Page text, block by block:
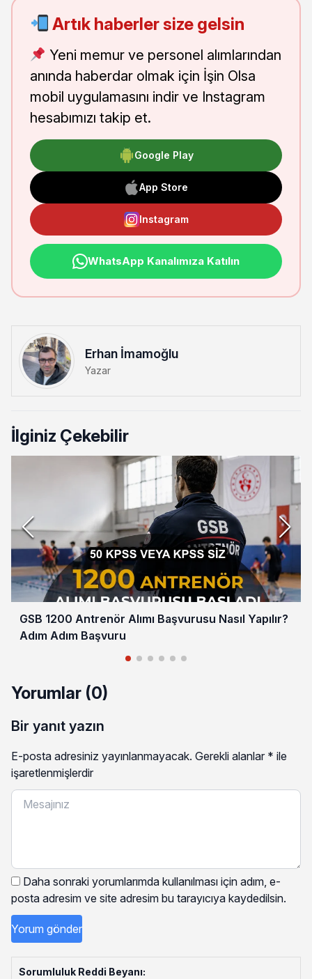
Artık haberler size gelsin
Yeni memur ve personel alımlarından
anında haberdar olmak için İşin Olsa
mobil uygulamasını indir ve Instagram
hesabımızı takip et.
Google Play
App Store
Instagram
WhatsApp Kanalımıza Katılın
Erhan İmamoğlu
Yazar
İlginiz Çekebilir
GSB 1200 Antrenör Alımı Başvurusu Nasıl Yapılır?
Adım Adım Başvuru
Yorumlar (0)
Bir yanıt yazın
E-posta adresiniz yayınlanmayacak. Gerekli alanlar * ile
işaretlenmişlerdir
Daha sonraki yorumlarımda kullanılması için adım, e-
posta adresim ve site adresim bu tarayıcıya kaydedilsin.
Sorumluluk Reddi Beyanı: